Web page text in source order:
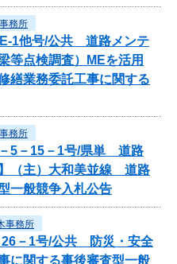
務所
1他号/公共 道路メンテ
等点検調査）MEを活用
繕業務委託工事に関する
務所
－5－15－1号/県単 道路
（主）大和美並線 道路
一般競争入札公告
事務所
26－1号/公共 防災・安全
に関する事後審査型一般